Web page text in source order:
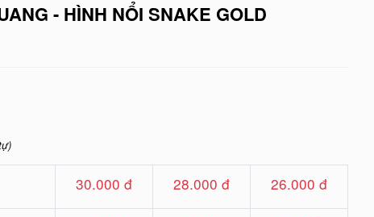
- HÌNH NỔI SNAKE GOLD
30.000 đ 28.000 đ 26.000 đ